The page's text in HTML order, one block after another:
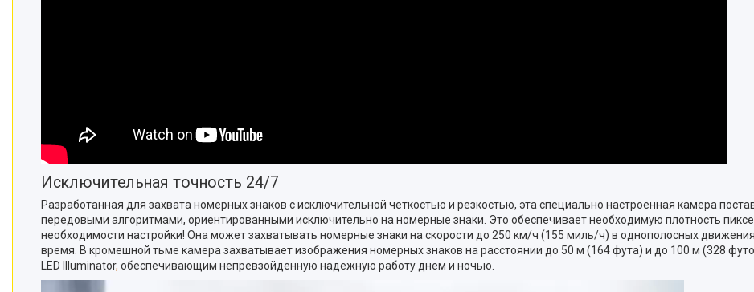
Исключительная точность 24/7
Разработанная для захвата номерных знаков с исключительной четкостью и резкостью, эта специально настроенная камера
передовыми алгоритмами, ориентированными исключительно на номерные знаки. Это обеспечивает необходимую плотность
необходимости настройки! Она может захватывать номерные знаки на скорости до 250 км/ч (155 миль/ч) в однополосных
время. В кромешной тьме камера захватывает изображения номерных знаков на расстоянии до 50 м (164 фута) и до 100 м (328
LED Illuminator, обеспечивающим непревзойденную надежную работу днем ​​и ночью.